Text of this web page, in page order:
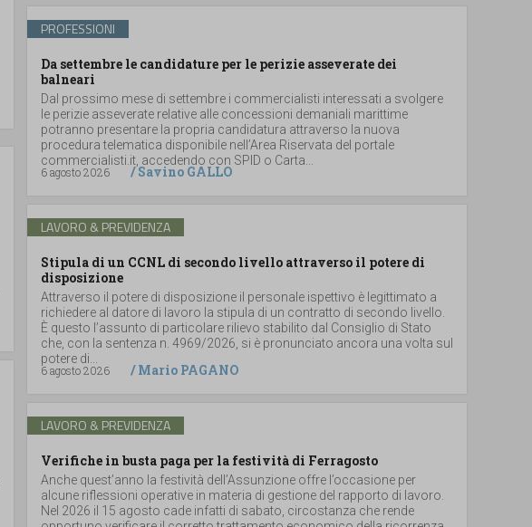
PROFESSIONI
Da settembre le candidature per le perizie asseverate dei
balneari
Dal prossimo mese di settembre i commercialisti interessati a svolgere
le perizie asseverate relative alle concessioni demaniali marittime
potranno presentare la propria candidatura attraverso la nuova
procedura telematica disponibile nell’Area Riservata del portale
commercialisti.it, accedendo con SPID o Carta...
6 agosto 2026
/Savino GALLO
LAVORO & PREVIDENZA
Stipula di un CCNL di secondo livello attraverso il potere di
disposizione
Attraverso il potere di disposizione il personale ispettivo è legittimato a
richiedere al datore di lavoro la stipula di un contratto di secondo livello.
È questo l’assunto di particolare rilievo stabilito dal Consiglio di Stato
che, con la sentenza n. 4969/2026, si è pronunciato ancora una volta sul
potere di...
6 agosto 2026
/Mario PAGANO
LAVORO & PREVIDENZA
Verifiche in busta paga per la festività di Ferragosto
Anche quest’anno la festività dell’Assunzione offre l’occasione per
alcune riflessioni operative in materia di gestione del rapporto di lavoro.
Nel 2026 il 15 agosto cade infatti di sabato, circostanza che rende